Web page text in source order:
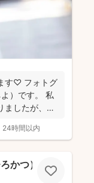
す♡ フォトグ
）です。 私
ましたが、今
24時間以内
つ）